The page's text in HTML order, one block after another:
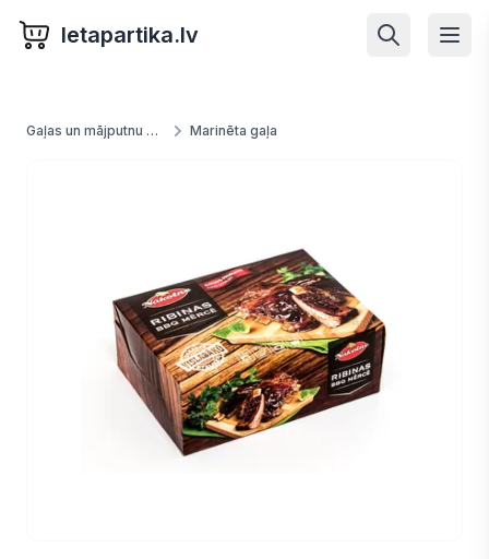
letapartika.lv
Gaļas un mājputnu produkti Marinēta gaļa